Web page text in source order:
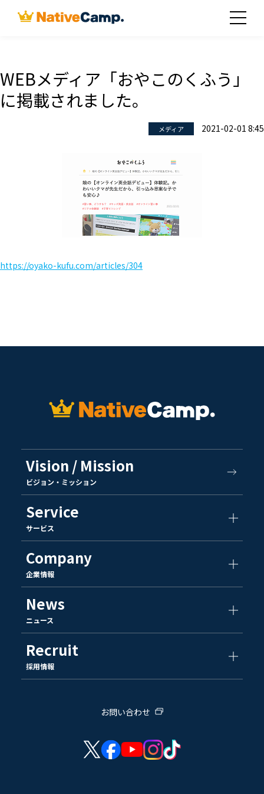
WEBメディア「おやこのくふう」
に掲載されました。
メディア 2021-02-01 8:45
https://oyako-kufu.com/articles/304
Vision / Mission
ビジョン・ミッション
Service
サービス
Company
企業情報
News
ニュース
Recruit
採用情報
お問い合わせ